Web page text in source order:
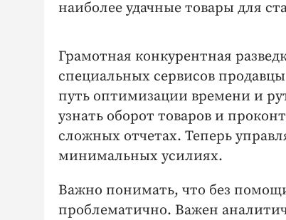
наиболее удачные товары для
Грамотная конкурентная
специальных сервисов
путь оптимизации времени и
узнать оборот товаров и
сложных отчетах. Теперь
минимальных усилиях.
Важно понимать, что без
проблематично. Важен